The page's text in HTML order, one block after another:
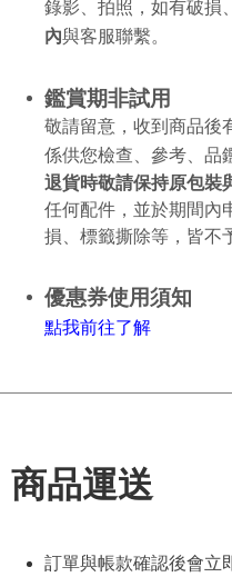
錄影、拍照，如有破損
內與客服聯繫。
鑑賞期非試用
敬請留意，收到商品後
係供您檢查、參考、品
退貨時敬請保持原包裝
任何配件，並於期間內
損、標籤撕除等，皆不
優惠券使用須知
點我前往了解
商品運送
訂單與帳款確認後會立